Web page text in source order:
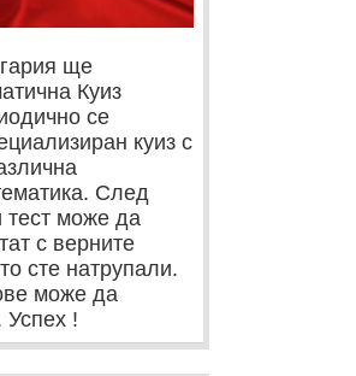
ще
Куиз
се
куиз с
След
тест може да
с верните
сте натрупали.
може да
Успех !